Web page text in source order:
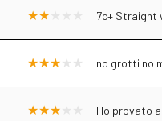
7c+ Straight
no grotti no
Ho provato